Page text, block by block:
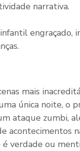
narrativa.
engraçado,
mais
única noite, o
ataque zumbi,
acontecimentos
verdade ou